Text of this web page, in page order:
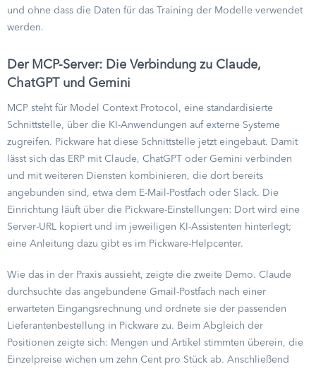
und ohne dass die Daten für das Training der Modelle verwendet
werden.
Der MCP-Server: Die Verbindung zu Claude,
ChatGPT und Gemini
MCP steht für Model Context Protocol, eine standardisierte
Schnittstelle, über die KI-Anwendungen auf externe Systeme
zugreifen. Pickware hat diese Schnittstelle jetzt eingebaut. Damit
lässt sich das ERP mit Claude, ChatGPT oder Gemini verbinden
und mit weiteren Diensten kombinieren, die dort bereits
angebunden sind, etwa dem E-Mail-Postfach oder Slack. Die
Einrichtung läuft über die Pickware-Einstellungen: Dort wird eine
Server-URL kopiert und im jeweiligen KI-Assistenten hinterlegt;
eine Anleitung dazu gibt es im Pickware-Helpcenter.
Wie das in der Praxis aussieht, zeigte die zweite Demo. Claude
durchsuchte das angebundene Gmail-Postfach nach einer
erwarteten Eingangsrechnung und ordnete sie der passenden
Lieferantenbestellung in Pickware zu. Beim Abgleich der
Positionen zeigte sich: Mengen und Artikel stimmten überein, die
Einzelpreise wichen um zehn Cent pro Stück ab. Anschließend